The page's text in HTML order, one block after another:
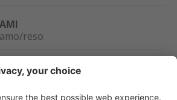
reso